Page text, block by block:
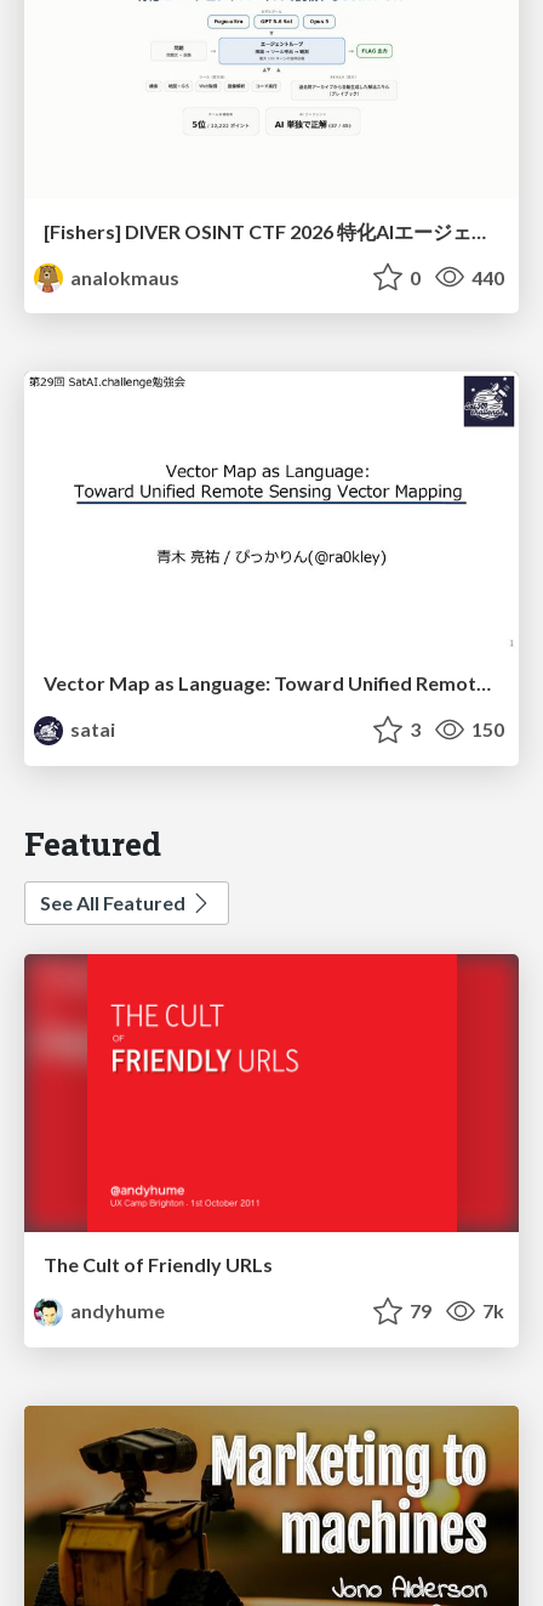
analokmaus
0 440
Vector Map as Language: Toward Unified Remote Sensing Vector Mapping
satai
3 150
Featured
See All Featured
The Cult of Friendly URLs
andyhume
79 7k